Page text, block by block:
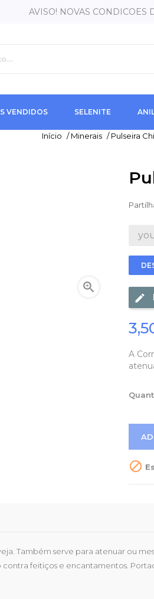
AVISO! NOVAS CONDICOES
VENDIDOS SELENITE
Início / Minerais / Pulseira

A

Também serve para atenuar ou
feitiços e encantamentos.